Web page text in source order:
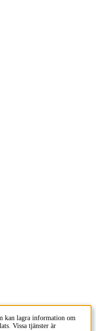
kan lagra information om
Vissa tjänster är